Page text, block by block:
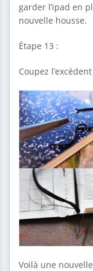
garder l’ipad en
nouvelle housse.
Étape 13 :
Coupez
Voilà une